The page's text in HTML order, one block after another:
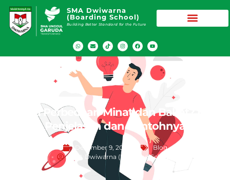
SMA Dwiwarna
(Boarding School)
Building Better Standard for the Future
Apa Perbedaan Minat dan Bakat? Ini
Penjelasan dan Contohnya
Desember 9, 2022
Blog
SMA Dwiwarna (Boarding School)